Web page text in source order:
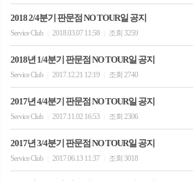
2018 2/4분기 판문점 NO TOUR일 공지
Service Club 2018.03.07 11:58 조회 3259
2018년 1/4분기 판문점 NO TOUR일 공지
Service Club 2017.12.21 12:19 조회 2740
2017년 4/4분기 판문점 NO TOUR일 공지
Service Club 2017.11.02 16:53 조회 2306
2017년 3/4분기 판문점 NO TOUR일 공지
Service Club 2017.06.13 11:37 조회 3018